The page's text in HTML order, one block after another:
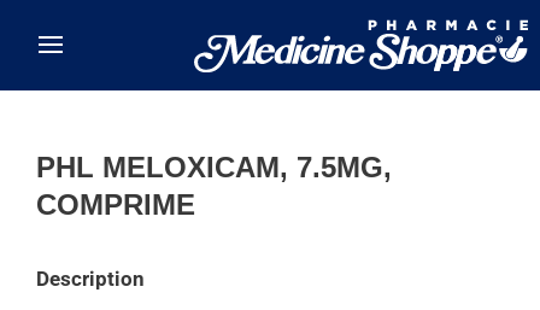
PHL MELOXICAM, 7.5MG,
COMPRIME
Description